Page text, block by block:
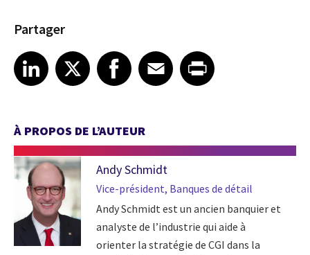
Partager
Share article on LinkedIn
LinkedIn
Share article on XShare article on Facebook
Facebook
Share article on Email
EmailShare article on Print
À PROPOS DE L’AUTEUR
Andy Schmidt
Vice-président, Banques de détail
Andy Schmidt est un ancien banquier et
analyste de l’industrie qui aide à
orienter la stratégie de CGI dans la